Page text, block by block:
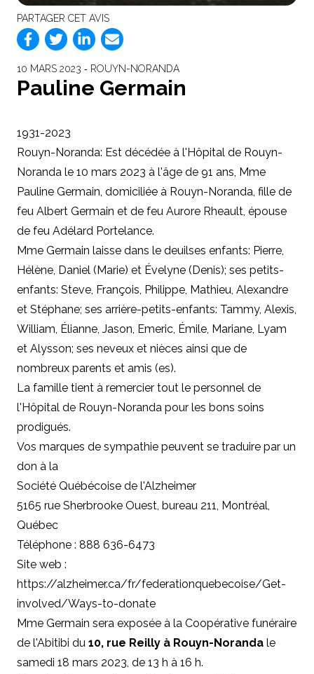
PARTAGER CET AVIS
10 MARS 2023 ‐ ROUYN-NORANDA
Pauline Germain
1931-2023
Rouyn-Noranda: Est décédée à l'Hôpital de Rouyn-
Noranda le 10 mars 2023 à l'âge de 91 ans, Mme
Pauline Germain, domiciliée à Rouyn-Noranda, fille de
feu Albert Germain et de feu Aurore Rheault, épouse
de feu Adélard Portelance.
Mme Germain laisse dans le deuilses enfants: Pierre,
Hélène, Daniel (Marie) et Évelyne (Denis); ses petits-
enfants: Steve, François, Philippe, Mathieu, Alexandre
et Stéphane; ses arrière-petits-enfants: Tammy, Alexis,
William, Élianne, Jason, Emeric, Émile, Mariane, Lyam
et Alysson; ses neveux et nièces ainsi que de
nombreux parents et amis (es).
La famille tient à remercier tout le personnel de
l'Hôpital de Rouyn-Noranda pour les bons soins
prodigués.
Vos marques de sympathie peuvent se traduire par un
don à la
Société Québécoise de l'Alzheimer
5165 rue Sherbrooke Ouest, bureau 211, Montréal,
Québec
Téléphone : 888 636-6473
Site web :
https://alzheimer.ca/fr/federationquebecoise/Get-
involved/Ways-to-donate
Mme Germain sera exposée à la Coopérative funéraire
de l'Abitibi du 10, rue Reilly à Rouyn-Noranda le
samedi 18 mars 2023, de 13 h à 16 h.